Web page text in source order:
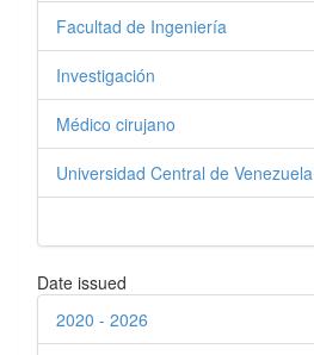
Facultad de Ingeniería
Investigación
Médico cirujano
Universidad Central de Venezuela
Date issued
2020 - 2026